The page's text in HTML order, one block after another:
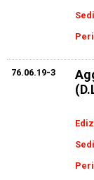
76.06.19-3